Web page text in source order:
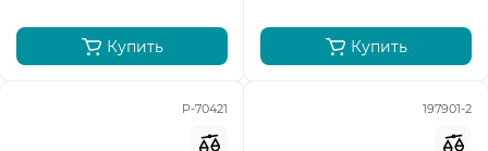
Купить Купить
P-70421 197901-2